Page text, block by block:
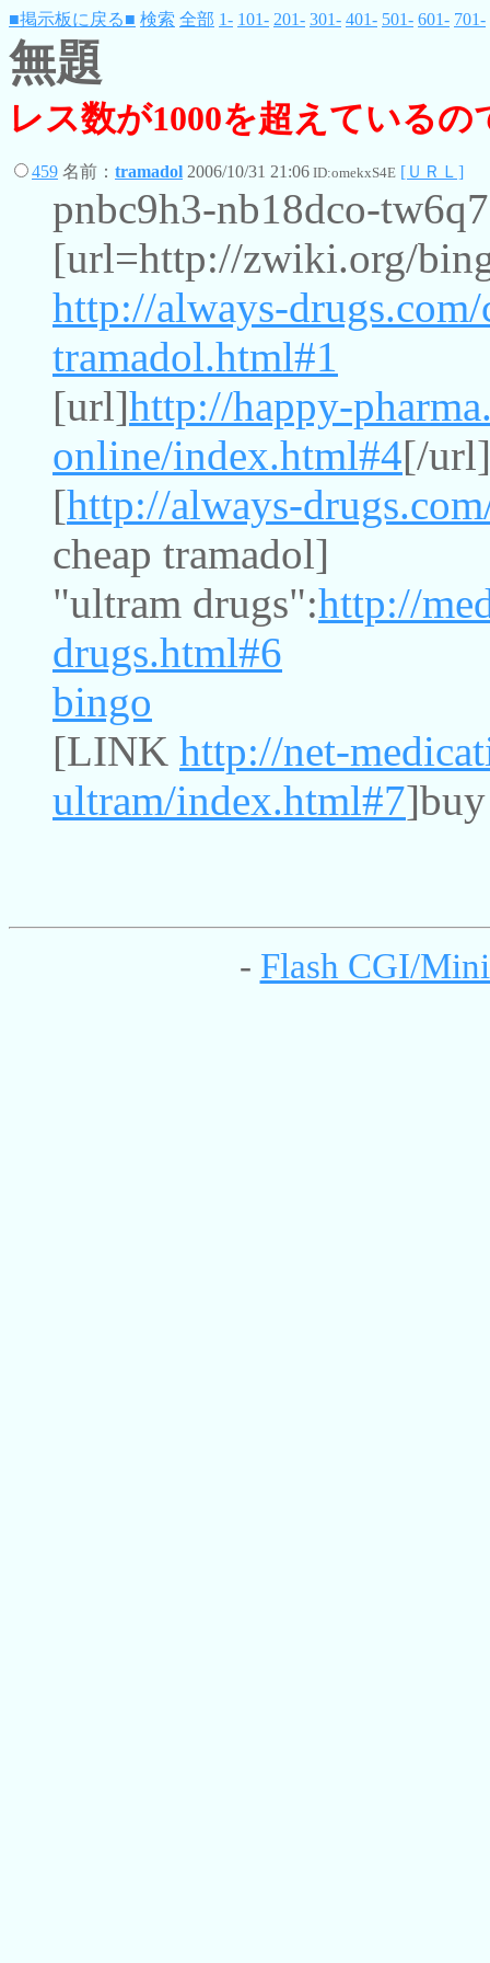
■掲示板に戻る■ 検索 全部 1- 101- 201- 301- 401- 501- 601- 701-
無題
レス数が1000を超えている
459 名前： tramadol 2006/10/31 21:06 ID:omekxS4E [ＵＲＬ]
pnbc9h3-nb18dco-
[url=http://zwiki.org/
http://always-
tramadol.html#1
[url]http://happy-
online/index.html#4[/url]
[http://always-
cheap tramadol]
"ultram drugs":http://
drugs.html#6
bingo
[LINK http://net-
ultram/index.html#7
- Flash CGI/